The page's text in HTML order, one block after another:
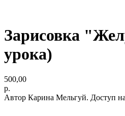
Зарисовка
урока)
500,00
р.
Автор Карина Мельгуй. Доступ